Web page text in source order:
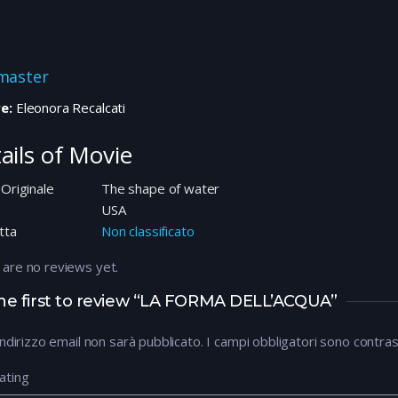
Eleonora Recalcati
of Movie
The shape of water
USA
Non classificato
first to review “LA FORMA DELL’ACQUA”
email non sarà pubblicato. I campi obbligatori sono
no reviews yet.